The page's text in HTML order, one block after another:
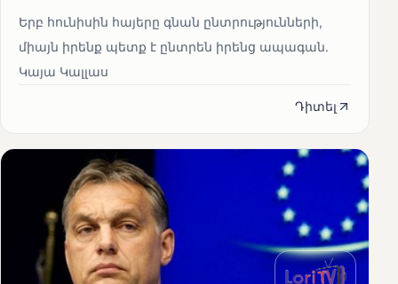
Երբ հունիսին հայերը գնան ընտրությունների,
միայն իրենք պետք է ընտրեն իրենց ապագան.
Կայա Կալլաս
Դիտել